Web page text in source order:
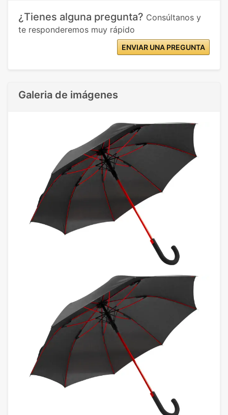
¿Tienes alguna pregunta? Consúltanos y
te responderemos muy rápido
ENVIAR UNA PREGUNTA
Galeria de imágenes